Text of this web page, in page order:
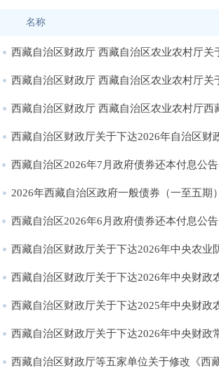
名称
西藏自治区2026年7月政府债券还本付息公告
西藏自治区2026年6月政府债券还本付息公告